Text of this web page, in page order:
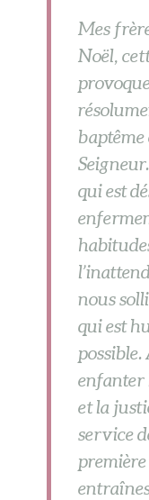
Mes
Noël,
baptême
qui est
nous
qui est
enfanter
et la
service